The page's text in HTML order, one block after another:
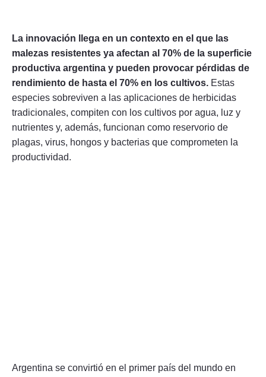
La innovación llega en un contexto en el que las
malezas resistentes ya afectan al 70% de la superficie
productiva argentina y pueden provocar pérdidas de
rendimiento de hasta el 70% en los cultivos. Estas
especies sobreviven a las aplicaciones de herbicidas
tradicionales, compiten con los cultivos por agua, luz y
nutrientes y, además, funcionan como reservorio de
plagas, virus, hongos y bacterias que comprometen la
productividad.
Argentina se convirtió en el primer país del mundo en